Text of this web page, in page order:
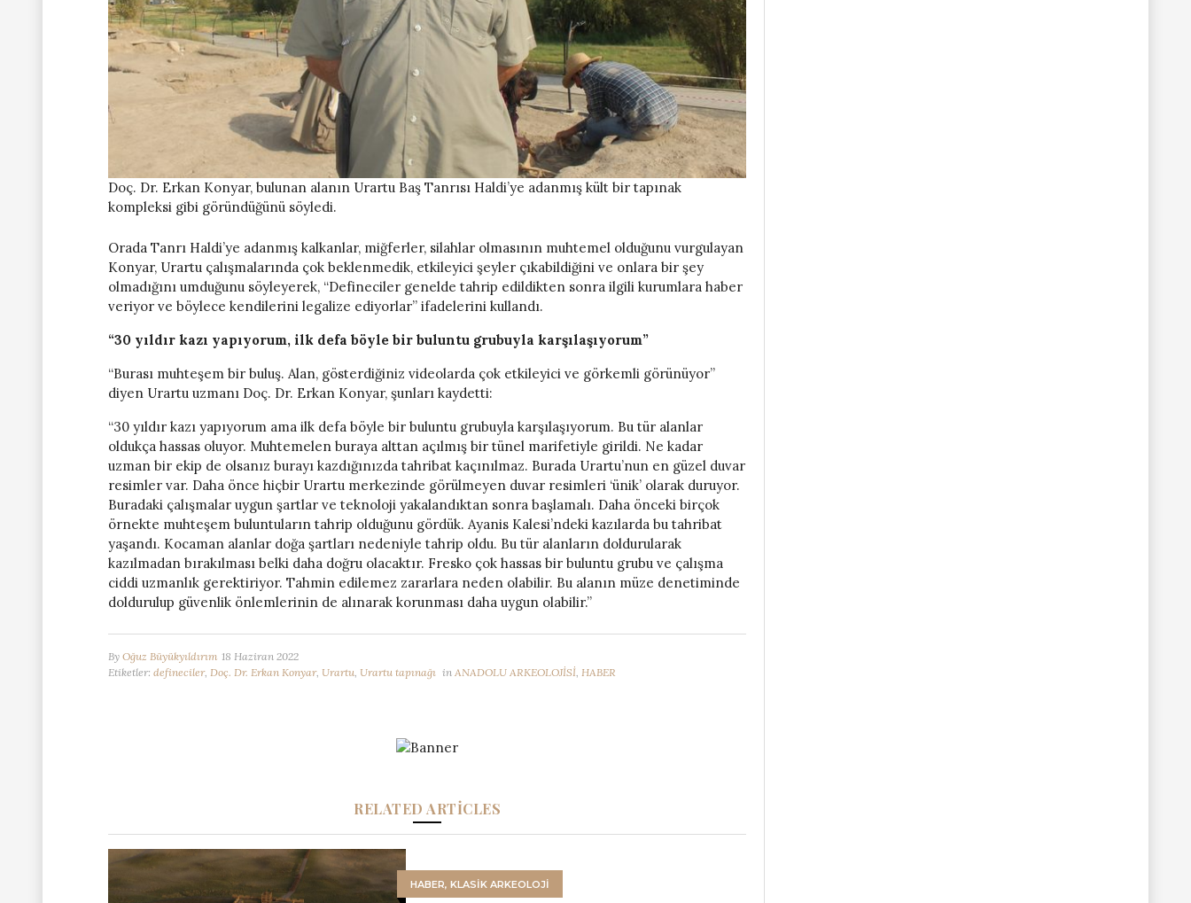
Doç. Dr. Erkan Konyar, bulunan alanın Urartu Baş Tanrısı Haldi’ye adanmış kült bir tapınak
kompleksi gibi göründüğünü söyledi.
Orada Tanrı Haldi’ye adanmış kalkanlar, miğferler, silahlar olmasının muhtemel olduğunu vurgulayan
Konyar, Urartu çalışmalarında çok beklenmedik, etkileyici şeyler çıkabildiğini ve onlara bir şey
olmadığını umduğunu söyleyerek, “Defineciler genelde tahrip edildikten sonra ilgili kurumlara haber
veriyor ve böylece kendilerini legalize ediyorlar” ifadelerini kullandı.
“30 yıldır kazı yapıyorum, ilk defa böyle bir buluntu grubuyla karşılaşıyorum”
“Burası muhteşem bir buluş. Alan, gösterdiğiniz videolarda çok etkileyici ve görkemli görünüyor”
diyen Urartu uzmanı Doç. Dr. Erkan Konyar, şunları kaydetti:
“30 yıldır kazı yapıyorum ama ilk defa böyle bir buluntu grubuyla karşılaşıyorum. Bu tür alanlar
oldukça hassas oluyor. Muhtemelen buraya alttan açılmış bir tünel marifetiyle girildi. Ne kadar
uzman bir ekip de olsanız burayı kazdığınızda tahribat kaçınılmaz. Burada Urartu’nun en güzel duvar
resimler var. Daha önce hiçbir Urartu merkezinde görülmeyen duvar resimleri ‘ünik’ olarak duruyor.
Buradaki çalışmalar uygun şartlar ve teknoloji yakalandıktan sonra başlamalı. Daha önceki birçok
örnekte muhteşem buluntuların tahrip olduğunu gördük. Ayanis Kalesi’ndeki kazılarda bu tahribat
yaşandı. Kocaman alanlar doğa şartları nedeniyle tahrip oldu. Bu tür alanların doldurularak
kazılmadan bırakılması belki daha doğru olacaktır. Fresko çok hassas bir buluntu grubu ve çalışma
ciddi uzmanlık gerektiriyor. Tahmin edilemez zararlara neden olabilir. Bu alanın müze denetiminde
doldurulup güvenlik önlemlerinin de alınarak korunması daha uygun olabilir.”
By Oğuz Büyükyıldırım 18 Haziran 2022
Etiketler: defineciler, Doç. Dr. Erkan Konyar, Urartu, Urartu tapınağı in ANADOLU ARKEOLOJİSİ, HABER
RELATED ARTICLES
HABER, KLASİK ARKEOLOJİ